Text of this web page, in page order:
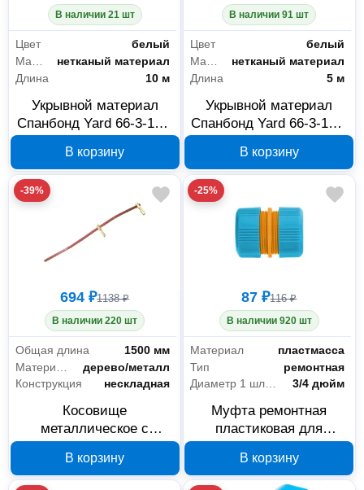
В наличии 21 шт
Цвет
белый
нетканый материал
Длина
10 м
Укрывной материал
Спанбонд Yard 66-3-110,
В корзину
В наличии 91 шт
Цвет
белый
нетканый материал
Длина
5 м
Укрывной материал
Спанбонд Yard 66-3-105,
В корзину
-39%
694 ₽1138 ₽
В наличии 220 шт
Общая длина
1500 мм
дерево/металл
Конструкция
нескладная
Косовище
металлическое с
66-0-008, 1500 мм
В корзину
-25%
87 ₽116 ₽
В наличии 920 шт
Материал
пластмасса
Тип
ремонтная
Диаметр 1 шланга
3/4 дюйм
Муфта ремонтная
пластиковая для
64-2-025
В корзину